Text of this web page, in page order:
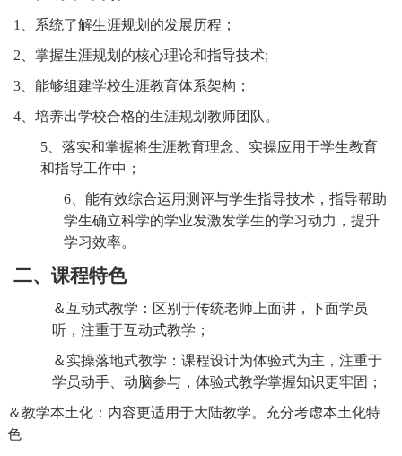
1、系统了解生涯规划的发展历程；
2、掌握生涯规划的核心理论和指导技术;
3、能够组建学校生涯教育体系架构；
4、培养出学校合格的生涯规划教师团队。
5、落实和掌握将生涯教育理念、实操应用于学生教育
和指导工作中；
6、能有效综合运用测评与学生指导技术，指导帮助
学生确立科学的学业发激发学生的学习动力，提升
学习效率。
二、课程特色
＆互动式教学：区别于传统老师上面讲，下面学员
听，注重于互动式教学；
＆实操落地式教学：课程设计为体验式为主，注重于
学员动手、动脑参与，体验式教学掌握知识更牢固；
＆教学本土化：内容更适用于大陆教学。充分考虑本土化特
色